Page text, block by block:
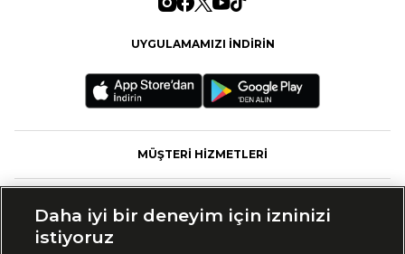
UYGULAMAMIZI İNDİRİN
MÜŞTERİ HİZMETLERİ
Daha iyi bir deneyim için izninizi
istiyoruz